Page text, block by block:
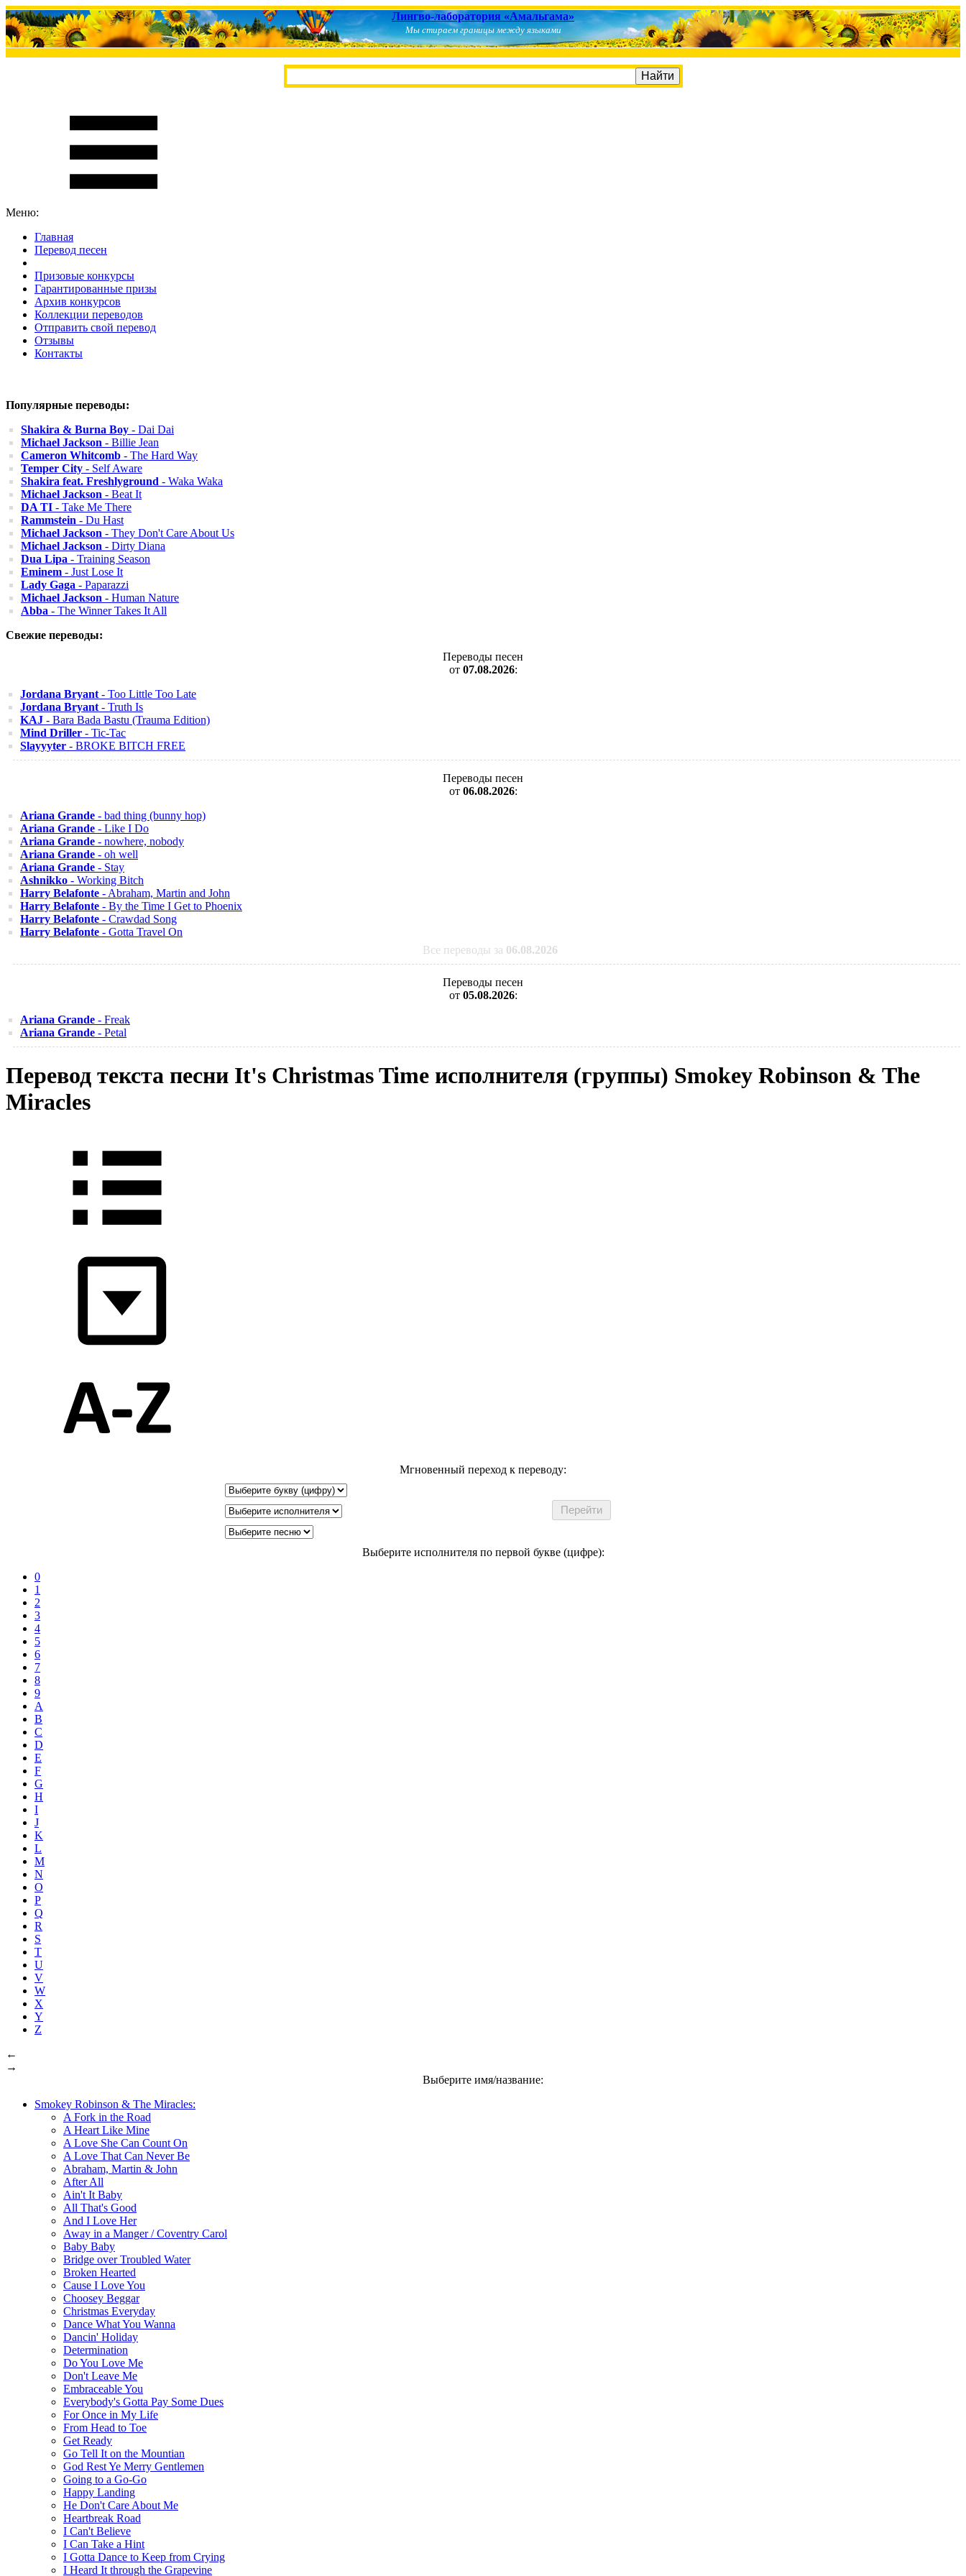
Лингво-лаборатория «Амальгама»
Мы стираем границы между языками
Меню:
Главная
Перевод песен
Призовые конкурсы
Гарантированные призы
Архив конкурсов
Коллекции переводов
Отправить свой перевод
Отзывы
Контакты
Популярные переводы:
Shakira & Burna Boy - Dai Dai
Michael Jackson - Billie Jean
Cameron Whitcomb - The Hard Way
Temper City - Self Aware
Shakira feat. Freshlyground - Waka Waka
Michael Jackson - Beat It
DA TI - Take Me There
Rammstein - Du Hast
Michael Jackson - They Don't Care About Us
Michael Jackson - Dirty Diana
Dua Lipa - Training Season
Eminem - Just Lose It
Lady Gaga - Paparazzi
Michael Jackson - Human Nature
Abba - The Winner Takes It All
Свежие переводы:
Переводы песен
от 07.08.2026:
Jordana Bryant - Too Little Too Late
Jordana Bryant - Truth Is
KAJ - Bara Bada Bastu (Trauma Edition)
Mind Driller - Tic-Tac
Slayyyter - BROKE BITCH FREE
Переводы песен
от 06.08.2026:
Ariana Grande - bad thing (bunny hop)
Ariana Grande - Like I Do
Ariana Grande - nowhere, nobody
Ariana Grande - oh well
Ariana Grande - Stay
Ashnikko - Working Bitch
Harry Belafonte - Abraham, Martin and John
Harry Belafonte - By the Time I Get to Phoenix
Harry Belafonte - Crawdad Song
Harry Belafonte - Gotta Travel On
Все переводы за 06.08.2026
Переводы песен
от 05.08.2026:
Ariana Grande - Freak
Ariana Grande - Petal
Перевод текста песни It's Christmas Time исполнителя (группы) Smokey Robinson & The
Miracles
Мгновенный переход к переводу:
Выберите исполнителя по первой букве (цифре):
0
1
2
3
4
5
6
7
8
9
A
B
C
D
E
F
G
H
I
J
K
L
M
N
O
P
Q
R
S
T
U
V
W
X
Y
Z
←
→
Выберите имя/название:
Smokey Robinson & The Miracles:
A Fork in the Road
A Heart Like Mine
A Love She Can Count On
A Love That Can Never Be
Abraham, Martin & John
After All
Ain't It Baby
All That's Good
And I Love Her
Away in a Manger / Coventry Carol
Baby Baby
Bridge over Troubled Water
Broken Hearted
Cause I Love You
Choosey Beggar
Christmas Everyday
Dance What You Wanna
Dancin' Holiday
Determination
Do You Love Me
Don't Leave Me
Embraceable You
Everybody's Gotta Pay Some Dues
For Once in My Life
From Head to Toe
Get Ready
Go Tell It on the Mountian
God Rest Ye Merry Gentlemen
Going to a Go-Go
Happy Landing
He Don't Care About Me
Heartbreak Road
I Can't Believe
I Can Take a Hint
I Gotta Dance to Keep from Crying
I Heard It through the Grapevine